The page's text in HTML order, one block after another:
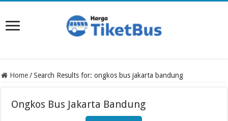
Home / Search Results for: ongkos bus jakarta bandung
Ongkos Bus Jakarta Bandung